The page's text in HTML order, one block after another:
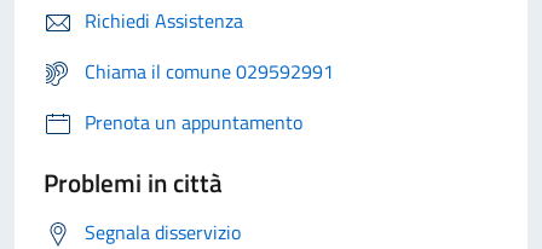
Richiedi Assistenza
Chiama il comune 029592991
Prenota un appuntamento
Problemi in città
Segnala disservizio